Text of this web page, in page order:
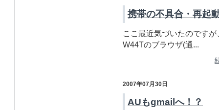
携帯の不具合・再起
ここ最近気づいたのです
W44Tのブラウザ(通...
2007年07月30日
AUもgmailへ！？